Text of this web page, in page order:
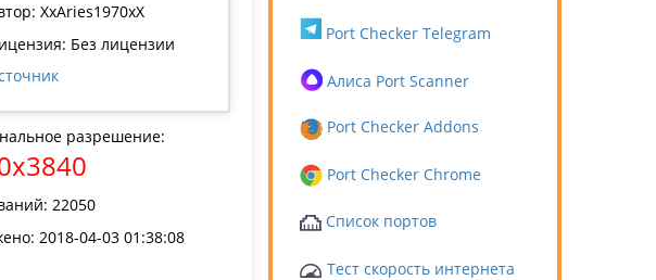
XxAries1970xX
Без лицензии
разрешение:
22050
2018-04-03 01:38:08
Port Checker Telegram
Алиса Port Scanner
Port Checker Addons
Port Checker Chrome
Список портов
Тест скорость интернета